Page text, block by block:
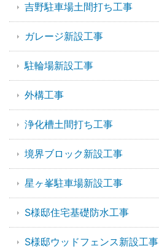
吉野駐車場土間打ち工事
ガレージ新設工事
駐輪場新設工事
外構工事
浄化槽土間打ち工事
境界ブロック新設工事
星ヶ峯駐車場新設工事
S様邸住宅基礎防水工事
S様邸ウッドフェンス新設工事